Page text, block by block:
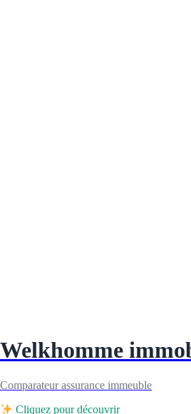
Welkhomme
Comparateur assurance immeuble
Cliquez pour découvrir